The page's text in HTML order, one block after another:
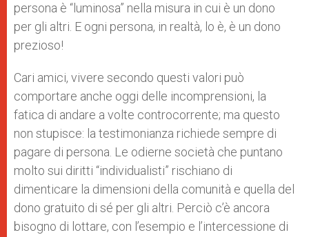
persona è “luminosa” nella misura in cui è un dono
per gli altri. E ogni persona, in realtà, lo è, è un dono
prezioso!
Cari amici, vivere secondo questi valori può
comportare anche oggi delle incomprensioni, la
fatica di andare a volte controcorrente; ma questo
non stupisce: la testimonianza richiede sempre di
pagare di persona. Le odierne società che puntano
molto sui diritti “individualisti” rischiano di
dimenticare la dimensioni della comunità e quella del
dono gratuito di sé per gli altri. Perciò c’è ancora
bisogno di lottare, con l’esempio e l’intercessione di